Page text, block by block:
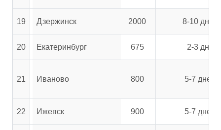
19 Дзержинск 2000 8-10 дней
20 Екатеринбург 675 2-3 дня
21 Иваново 800 5-7 дней
22 Ижевск 900 5-7 дней